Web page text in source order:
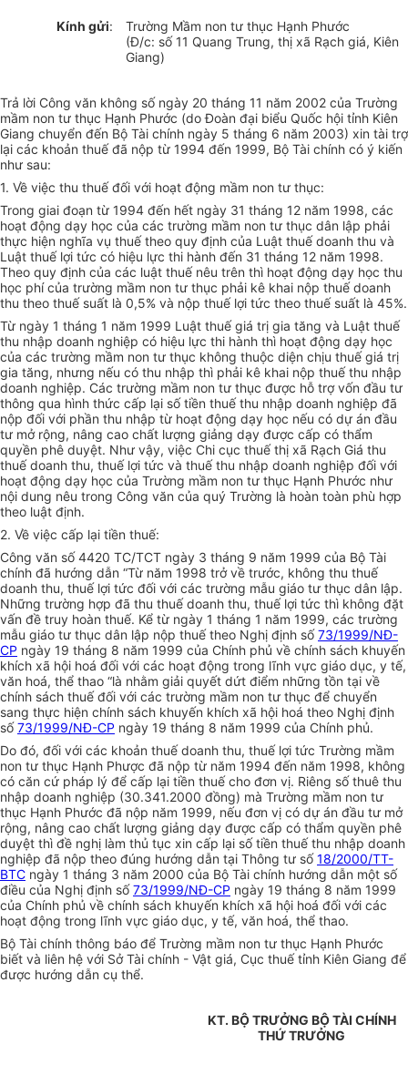
Kính gửi:
Trường Mầm non tư thục Hạnh Phước
(Đ/c: số 11 Quang Trung, thị xã Rạch giá, Kiên
Giang)
Trả lời Công văn không số ngày 20 tháng 11 năm 2002 của Trường
mầm non tư thục Hạnh Phước (do Đoàn đại biểu Quốc hội tỉnh Kiên
Giang chuyển đến Bộ Tài chính ngày 5 tháng 6 năm 2003) xin tài trợ
lại các khoản thuế đã nộp từ 1994 đến 1999, Bộ Tài chính có ý kiến
như sau:
1. Về việc thu thuế đối với hoạt động mầm non tư thục:
Trong giai đoạn từ 1994 đến hết ngày 31 tháng 12 năm 1998, các
hoạt động dạy học của các trường mầm non tư thục dân lập phải
thực hiện nghĩa vụ thuế theo quy định của Luật thuế doanh thu và
Luật thuế lợi tức có hiệu lực thi hành đến 31 tháng 12 năm 1998.
Theo quy định của các luật thuế nêu trên thì hoạt động dạy học thu
học phí của trường mầm non tư thục phải kê khai nộp thuế doanh
thu theo thuế suất là 0,5% và nộp thuế lợi tức theo thuế suất là 45%.
Từ ngày 1 tháng 1 năm 1999 Luật thuế giá trị gia tăng và Luật thuế
thu nhập doanh nghiệp có hiệu lực thi hành thì hoạt động dạy học
của các trường mầm non tư thục không thuộc diện chịu thuế giá trị
gia tăng, nhưng nếu có thu nhập thì phải kê khai nộp thuế thu nhập
doanh nghiệp. Các trường mầm non tư thục được hỗ trợ vốn đầu tư
thông qua hình thức cấp lại số tiền thuế thu nhập doanh nghiệp đã
nộp đối với phần thu nhập từ hoạt động dạy học nếu có dự án đầu
tư mở rộng, nâng cao chất lượng giảng dạy được cấp có thẩm
quyền phê duyệt. Như vậy, việc Chi cục thuế thị xã Rạch Giá thu
thuế doanh thu, thuế lợi tức và thuế thu nhập doanh nghiệp đối với
hoạt động dạy học của Trường mầm non tư thục Hạnh Phước như
nội dung nêu trong Công văn của quý Trường là hoàn toàn phù hợp
theo luật định.
2. Về việc cấp lại tiền thuế:
Công văn số 4420 TC/TCT ngày 3 tháng 9 năm 1999 của Bộ Tài
chính đã hướng dẫn “Từ năm 1998 trở về trước, không thu thuế
doanh thu, thuế lợi tức đối với các trường mẫu giáo tư thục dân lập.
Những trường hợp đã thu thuế doanh thu, thuế lợi tức thì không đặt
vấn đề truy hoàn thuế. Kể từ ngày 1 tháng 1 năm 1999, các trường
mẫu giáo tư thục dân lập nộp thuế theo Nghị định số73/1999/NĐ-
CP ngày 19 tháng 8 năm 1999 của Chính phủ về chính sách khuyến
khích xã hội hoá đối với các hoạt động trong lĩnh vực giáo dục, y tế,
văn hoá, thể thao “là nhằm giải quyết dứt điểm những tồn tại về
chính sách thuế đối với các trường mầm non tư thục để chuyển
sang thực hiện chính sách khuyến khích xã hội hoá theo Nghị định
số73/1999/NĐ-CP ngày 19 tháng 8 năm 1999 của Chính phủ.
Do đó, đối với các khoản thuế doanh thu, thuế lợi tức Trường mầm
non tư thục Hạnh Phược đã nộp từ năm 1994 đến năm 1998, không
có căn cứ pháp lý để cấp lại tiền thuế cho đơn vị. Riêng số thuê thu
nhập doanh nghiệp (30.341.2000 đồng) mà Trường mầm non tư
thục Hạnh Phước đã nộp năm 1999, nếu đơn vị có dự án đầu tư mở
rộng, nâng cao chất lượng giảng dạy được cấp có thẩm quyền phê
duyệt thì đề nghị làm thủ tục xin cấp lại số tiền thuế thu nhập doanh
nghiệp đã nộp theo đúng hướng dẫn tại Thông tư số18/2000/TT-
BTC ngày 1 tháng 3 năm 2000 của Bộ Tài chính hướng dẫn một số
điều của Nghị định số73/1999/NĐ-CP ngày 19 tháng 8 năm 1999
của Chính phủ về chính sách khuyến khích xã hội hoá đối với các
hoạt động trong lĩnh vực giáo dục, y tế, văn hoá, thể thao.
Bộ Tài chính thông báo để Trường mầm non tư thục Hạnh Phước
biết và liên hệ với Sở Tài chính - Vật giá, Cục thuế tỉnh Kiên Giang để
được hướng dẫn cụ thể.
KT. BỘ TRƯỞNG BỘ TÀI CHÍNH
THỨ TRƯỞNG